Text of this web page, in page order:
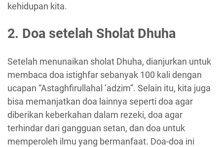
kehidupan kita.
2. Doa setelah Sholat Dhuha
Setelah menunaikan sholat Dhuha, dianjurkan untuk
membaca doa istighfar sebanyak 100 kali dengan
ucapan “Astaghfirullahal ‘adzim”. Selain itu, kita juga
bisa memanjatkan doa lainnya seperti doa agar
diberikan keberkahan dalam rezeki, doa agar
terhindar dari gangguan setan, dan doa untuk
memperoleh ilmu yang bermanfaat. Doa-doa ini